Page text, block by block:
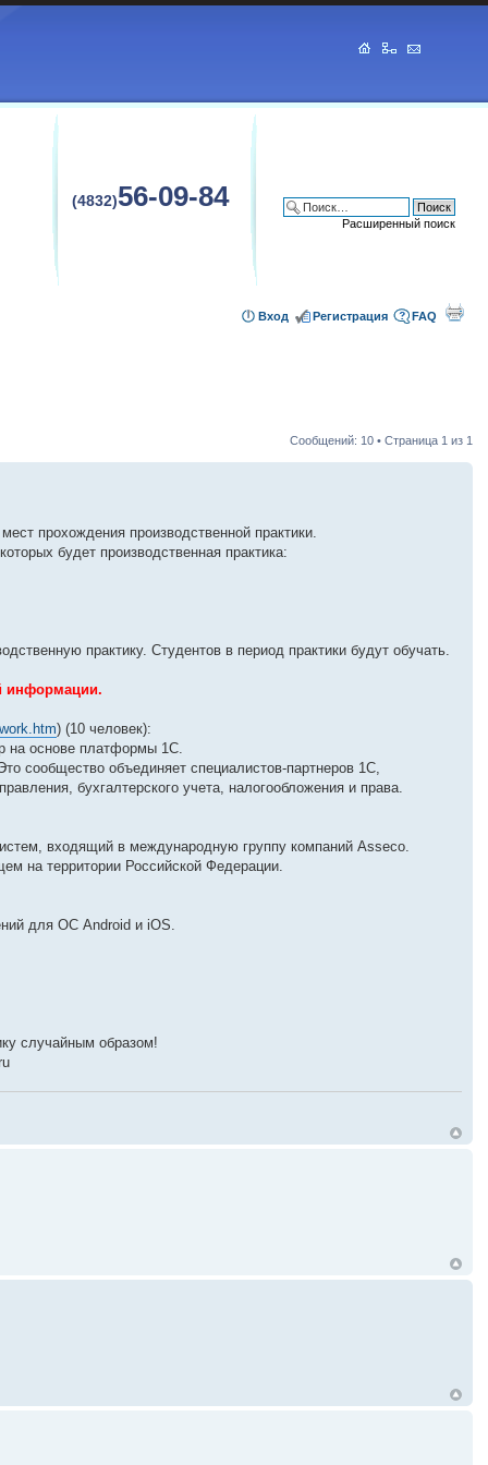
(4832)56-09-84
Расширенный поиск
FAQ
Регистрация
Вход
Сообщений: 10 • Страница 1 из 1
прохождения производственной практики.
будет производственная практика:
практику. Студентов в период практики будут обучать.
информации.
) (10 человек):
на основе платформы 1С.
сообщество объединяет специалистов-партнеров 1С,
бухгалтерского учета, налогообложения и права.
входящий в международную группу компаний Asseco.
на территории Российской Федерации.
для ОС Android и iOS.
случайным образом!